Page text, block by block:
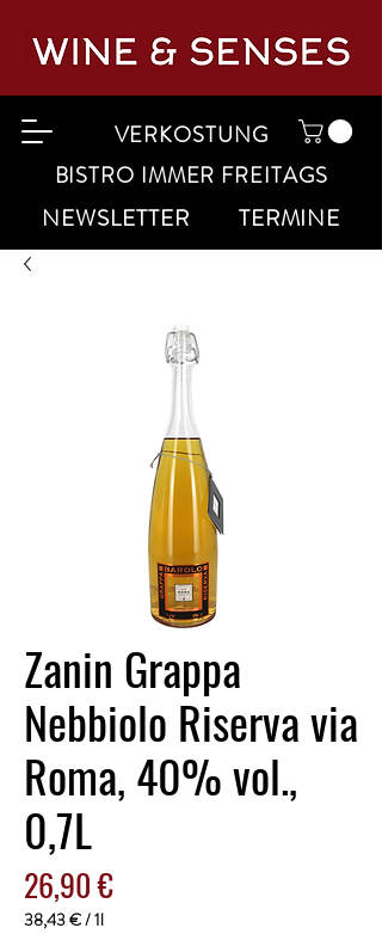
VERKOSTUNG
BISTRO IMMER FREITAGS
NEWSLETTER TERMINE
Zanin Grappa
Nebbiolo Riserva via
Roma, 40% vol.,
0,7L
26,90 €Preis
38,43 €/1l